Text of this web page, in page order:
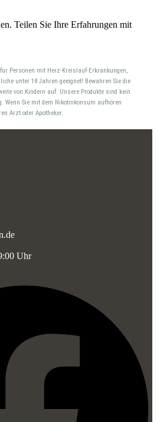
Teilen Sie Ihre Erfahrungen mit
Personen mit Herz-Kreislauf-Erkrankungen,
unter 18 Jahren geeignet! Bewahren Sie die
von Kindern auf. Unsere Produkte sind kein
Wenn Sie mit dem Nikotinkonsum aufhören
Arzt oder Apotheker.
Uhr